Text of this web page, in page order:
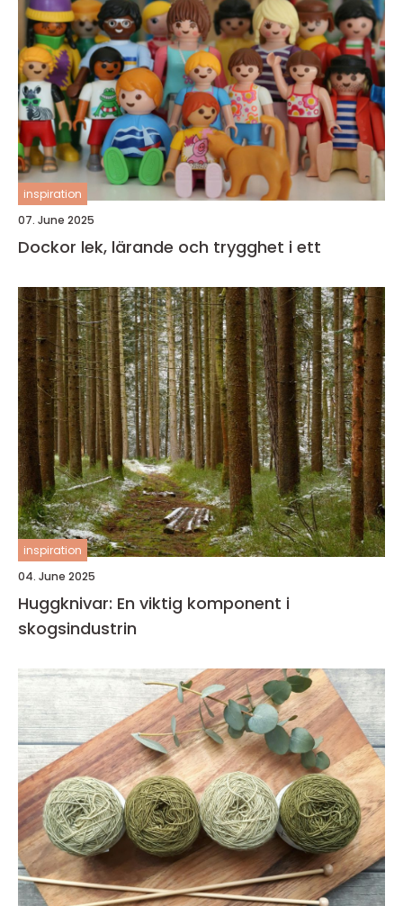
inspiration
07. June 2025
Dockor lek, lärande och trygghet i ett
inspiration
04. June 2025
Huggknivar: En viktig komponent i
skogsindustrin